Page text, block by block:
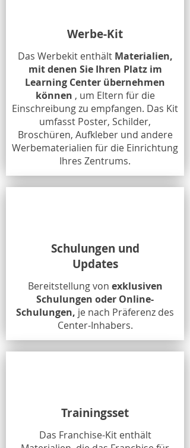
Werbe-Kit
Das Werbekit enthält Materialien,
mit denen Sie Ihren Platz im
Learning Center übernehmen
können , um Eltern für die
Einschreibung zu empfangen. Das Kit
umfasst Poster, Schilder,
Broschüren, Aufkleber und andere
Werbematerialien für die Einrichtung
Ihres Zentrums.
Schulungen und
Updates
Bereitstellung von exklusiven
Schulungen oder Online-
Schulungen, je nach Präferenz des
Center-Inhabers.
Trainingsset
Das Franchise-Kit enthält